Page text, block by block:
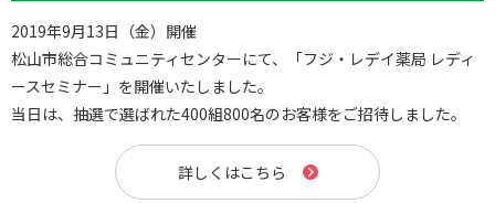
2019年9月13日（金）開催
松山市総合コミュニティセンターにて、「フジ・レデイ薬局 レディ
ースセミナー」を開催いたしました。
当日は、抽選で選ばれた400組800名のお客様をご招待しました。
詳しくはこちら